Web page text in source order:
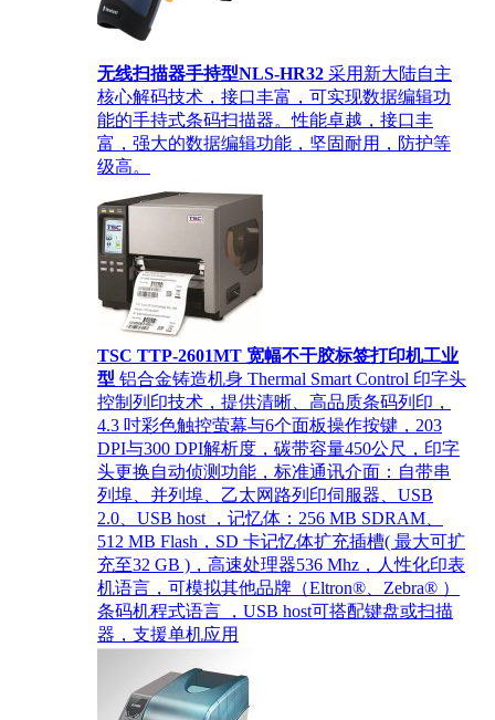
无线扫描器手持型NLS-HR32 采用新大陆自主
核心解码技术，接口丰富，可实现数据编辑功
能的手持式条码扫描器。性能卓越，接口丰
富，强大的数据编辑功能，坚固耐用，防护等
级高。
TSC TTP-2601MT 宽幅不干胶标签打印机工业
型 铝合金铸造机身 Thermal Smart Control 印字头
控制列印技术，提供清晰、高品质条码列印，
4.3 吋彩色触控萤幕与6个面板操作按键，203
DPI与300 DPI解析度，碳带容量450公尺，印字
头更换自动侦测功能，标准通讯介面：自带串
列埠、并列埠、乙太网路列印伺服器、USB
2.0、USB host ，记忆体：256 MB SDRAM、
512 MB Flash，SD 卡记忆体扩充插槽( 最大可扩
充至32 GB )，高速处理器536 Mhz，人性化印表
机语言，可模拟其他品牌（Eltron®、Zebra® ）
条码机程式语言 ，USB host可搭配键盘或扫描
器，支援单机应用